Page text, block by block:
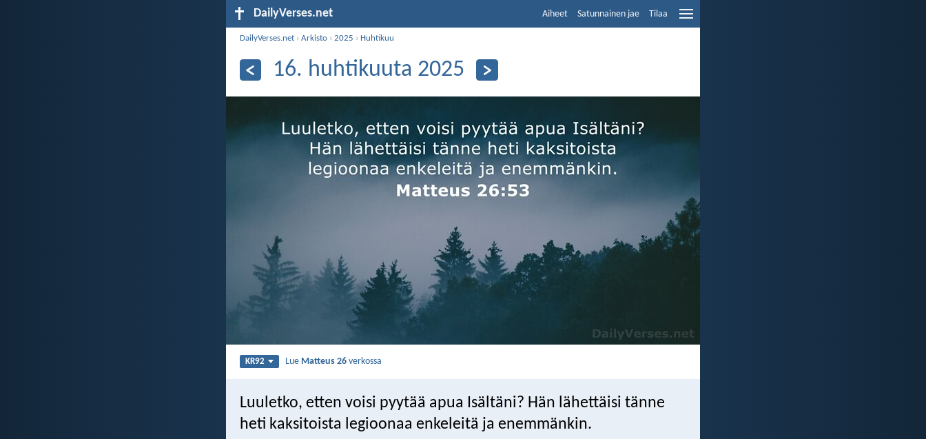
DailyVerses.net Aiheet Satunnainen jae Tilaa
DailyVerses.net ›Arkisto ›2025 › Huhtikuu
16. huhtikuuta 2025
KR92 Lue Matteus 26 verkossa
Luuletko, etten voisi pyytää apua Isältäni? Hän lähettäisi tänne
heti kaksitoista legioonaa enkeleitä ja enemmänkin.